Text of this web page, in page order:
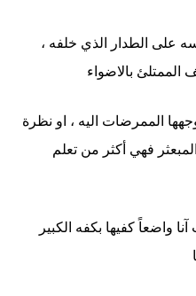
على الطدار الذي خلفه ،
بالاضواء
الممرضات اليه ، او نظرة
فهي أكثر من تعلم
واضعاً كفيها بكفه الكبير